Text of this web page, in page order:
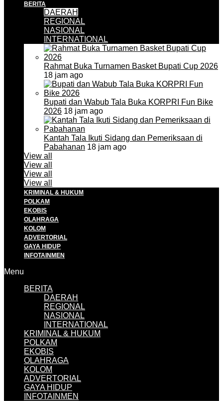
BERITA
DAERAH
REGIONAL
NASIONAL
INTERNATIONAL
Rahmat Buka Turnamen Basket Bupati Cup 2026
18 jam ago
Bupati dan Wabub Tala Buka KORPRI Fun Bike
2026 18 jam ago
Kantah Tala Ikuti Sidang dan Pemeriksaan di
Pabahanan 18 jam ago
View all
View all
View all
View all
KRIMINAL & HUKUM
POLKAM
EKOBIS
OLAHRAGA
KOLOM
ADVERTORIAL
GAYA HIDUP
INFOTAINMEN
Menu
BERITA
DAERAH
REGIONAL
NASIONAL
INTERNATIONAL
KRIMINAL & HUKUM
POLKAM
EKOBIS
OLAHRAGA
KOLOM
ADVERTORIAL
GAYA HIDUP
INFOTAINMEN